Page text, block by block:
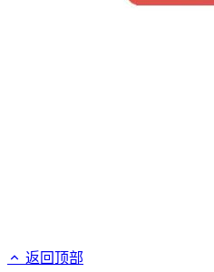
返回顶部